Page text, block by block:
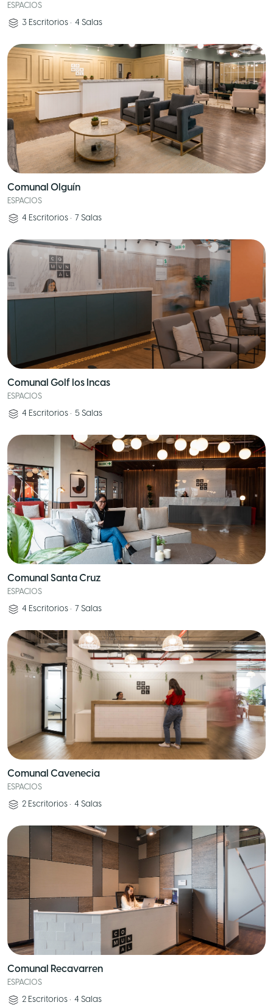
ESPACIOS
3 Escritorios • 4 Salas
Comunal Olguín
ESPACIOS
4 Escritorios • 7 Salas
Comunal Golf los Incas
ESPACIOS
4 Escritorios • 5 Salas
Comunal Santa Cruz
ESPACIOS
4 Escritorios • 7 Salas
Comunal Cavenecia
ESPACIOS
2 Escritorios • 4 Salas
Comunal Recavarren
ESPACIOS
2 Escritorios • 4 Salas